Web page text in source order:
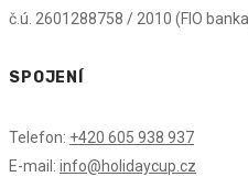
č.ú. 2601288758 / 2010 (FIO
SPOJENÍ
Telefon: +420 605 938 937
E-mail: info@holidaycup.cz